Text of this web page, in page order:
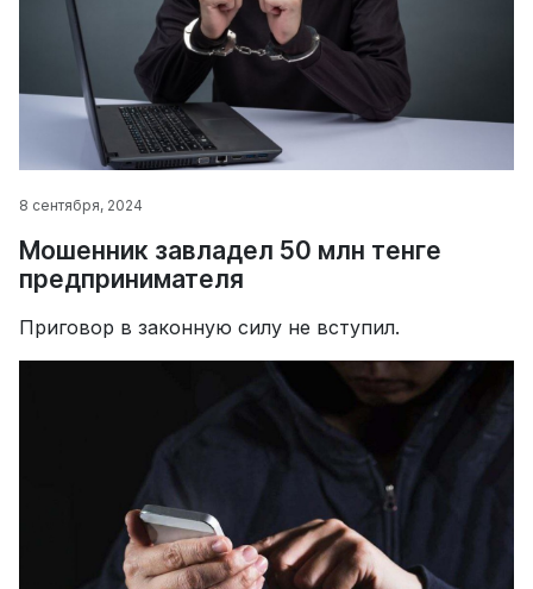
8 сентября, 2024
Мошенник завладел 50 млн тенге
предпринимателя
Приговор в законную силу не вступил.